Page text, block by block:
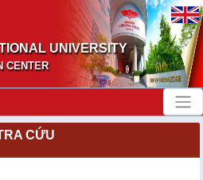
UNIVERSITY
CENTER
CỨU